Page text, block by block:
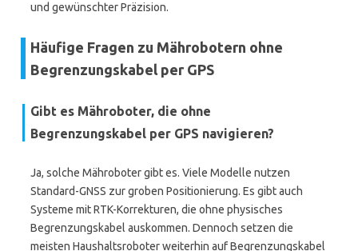
und gewünschter Präzision.
Häufige Fragen zu Mährobotern ohne
Begrenzungskabel per GPS
Gibt es Mähroboter, die ohne
Begrenzungskabel per GPS navigieren?
Ja, solche Mähroboter gibt es. Viele Modelle nutzen
Standard-GNSS zur groben Positionierung. Es gibt auch
Systeme mit RTK-Korrekturen, die ohne physisches
Begrenzungskabel auskommen. Dennoch setzen die
meisten Haushaltsroboter weiterhin auf Begrenzungskabel